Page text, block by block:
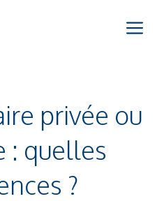
privée ou
: quelles
?